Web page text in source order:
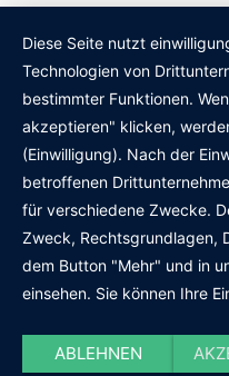
Diese Seite nutzt
Technologien von
bestimmter Funktionen.
akzeptieren" klicken,
(Einwilligung). Nach der
betroffenen
für verschiedene Zwecke.
Zweck, Rechtsgrundlagen,
dem Button "Mehr" und in
einsehen. Sie können Ihre
ABLEHNEN